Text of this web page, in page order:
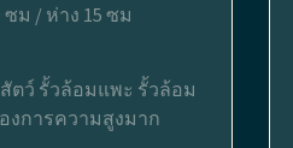
ซม / ห่าง 15 ซม
ตว์ รั้วล้อมแพะ รั้วล้อม
งการความสูงมาก